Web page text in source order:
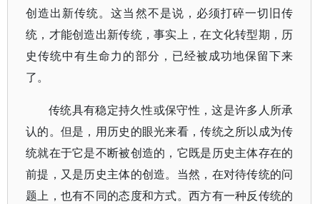
创造出新传统。这当然不是说，必须打碎一切旧传
统，才能创造出新传统，事实上，在文化转型期，历
史传统中有生命力的部分，已经被成功地保留下来
了。
传统具有稳定持久性或保守性，这是许多人所承
认的。但是，用历史的眼光来看，传统之所以成为传
统就在于它是不断被创造的，它既是历史主体存在的
前提，又是历史主体的创造。当然，在对待传统的问
题上，也有不同的态度和方式。西方有一种反传统的